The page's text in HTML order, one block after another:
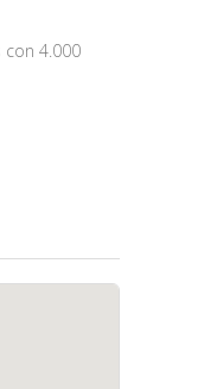
con 4.000